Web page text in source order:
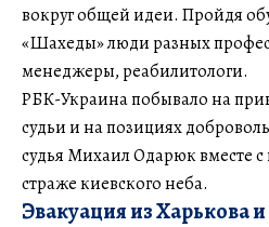
вокруг общей идеи. Пройдя
«Шахеды» люди разных
менеджеры, реабилитологи.
РБК-Украина побывало на
судьи и на позициях
судья Михаил Одарюк вместе
страже киевского неба.
Эвакуация из Харькова